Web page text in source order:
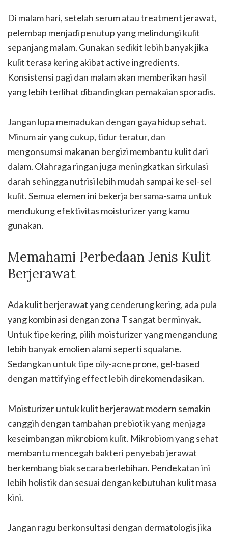
Di malam hari, setelah serum atau treatment jerawat,
pelembap menjadi penutup yang melindungi kulit
sepanjang malam. Gunakan sedikit lebih banyak jika
kulit terasa kering akibat active ingredients.
Konsistensi pagi dan malam akan memberikan hasil
yang lebih terlihat dibandingkan pemakaian sporadis.
Jangan lupa memadukan dengan gaya hidup sehat.
Minum air yang cukup, tidur teratur, dan
mengonsumsi makanan bergizi membantu kulit dari
dalam. Olahraga ringan juga meningkatkan sirkulasi
darah sehingga nutrisi lebih mudah sampai ke sel-sel
kulit. Semua elemen ini bekerja bersama-sama untuk
mendukung efektivitas moisturizer yang kamu
gunakan.
Memahami Perbedaan Jenis Kulit
Berjerawat
Ada kulit berjerawat yang cenderung kering, ada pula
yang kombinasi dengan zona T sangat berminyak.
Untuk tipe kering, pilih moisturizer yang mengandung
lebih banyak emolien alami seperti squalane.
Sedangkan untuk tipe oily-acne prone, gel-based
dengan mattifying effect lebih direkomendasikan.
Moisturizer untuk kulit berjerawat modern semakin
canggih dengan tambahan prebiotik yang menjaga
keseimbangan mikrobiom kulit. Mikrobiom yang sehat
membantu mencegah bakteri penyebab jerawat
berkembang biak secara berlebihan. Pendekatan ini
lebih holistik dan sesuai dengan kebutuhan kulit masa
kini.
Jangan ragu berkonsultasi dengan dermatologis jika